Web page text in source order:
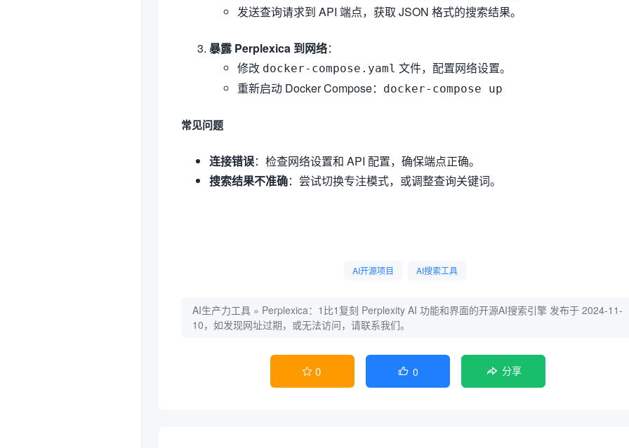
发送查询请求到 API 端点，获取 JSON 格式的搜索结果。
暴露 Perplexica 到网络：
修改 docker-compose.yaml 文件，配置网络设置。
重新启动 Docker Compose：
docker-compose up
常见问题
连接错误：检查网络设置和 API 配置，确保端点正确。
搜索结果不准确：尝试切换专注模式，或调整查询关键词。
AI开源项目 AI搜索工具
AI生产力工具 » Perplexica：1比1复刻 Perplexity AI 功能和界面的开源AI搜索引擎 发布于 2024-11-
10，如发现网址过期，或无法访问，请联系我们。
 0  0 分享